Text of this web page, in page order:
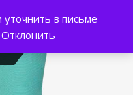
0
уточнить в письме
Отклонить